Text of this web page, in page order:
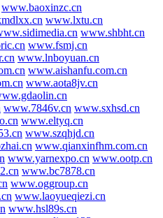
www.baoxinzc.cn
www.lxtu.cn
www.shbht.cn
www.fsmj.cn
www.lnboyuan.cn
www.aishanfu.com.cn
www.aota8jv.cn
www.7846v.cn www.sxhsd.cn
www.eltyq.cn
www.szqhjd.cn
www.qianxinfhm.com.cn
www.yarnexpo.cn www.ootp.cn
www.bc7878.cn
www.oggroup.cn
www.laoyueqiezi.cn
www.hsl89s.cn